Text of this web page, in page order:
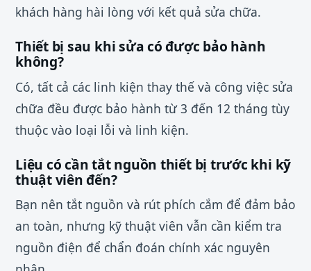
khách hàng hài lòng với kết quả sửa chữa.
Thiết bị sau khi sửa có được bảo hành
không?
Có, tất cả các linh kiện thay thế và công việc sửa
chữa đều được bảo hành từ 3 đến 12 tháng tùy
thuộc vào loại lỗi và linh kiện.
Liệu có cần tắt nguồn thiết bị trước khi kỹ
thuật viên đến?
Bạn nên tắt nguồn và rút phích cắm để đảm bảo
an toàn, nhưng kỹ thuật viên vẫn cần kiểm tra
nguồn điện để chẩn đoán chính xác nguyên